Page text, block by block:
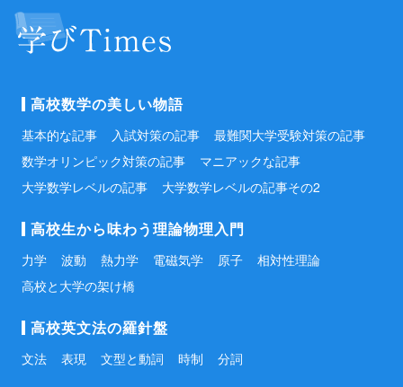
高校数学の美しい物語
基本的な記事 入試対策の記事
最難関大学受験対策の記事
数学オリンピック対策の記事
マニアックな記事
大学数学レベルの記事
大学数学レベルの記事その2
高校生から味わう理論物理入門
力学 波動 熱力学 電磁気学 原子
相対性理論
高校と大学の架け橋
高校英文法の羅針盤
文法 表現 文型と動詞 時制 分詞